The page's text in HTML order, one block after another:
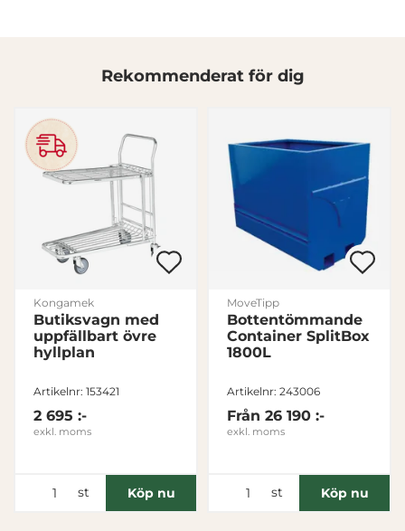
Vi använder enhetsidentifierare för att anpassa innehållet
och annonserna till användarna, tillhandahålla funktioner
för sociala medier och analysera vår trafik. Vi
vidarebefordrar även sådana identifierare och annan
information från din enhet till de sociala medier och
annons- och analysföretag som vi samarbetar med.
Dessa kan i sin tur kombinera informationen med annan
samlat in när du har använt deras tjänster.
Samtyckesval
Nödvändig
Inställningar
Rekommenderat för dig
Kongamek
Butiksvagn med
uppfällbart övre
hyllplan
Artikelnr: 153421
2 695 :-
exkl. moms
st Köp nu
MoveTipp
Bottentömmande
Container SplitBox
1800L
Artikelnr: 243006
Från 26 190 :-
exkl. moms
st Köp nu